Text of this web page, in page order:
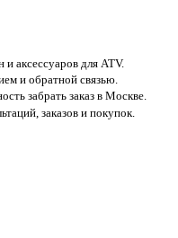
аксессуаров для ATV.
и обратной связью.
забрать заказ в Москве.
заказов и покупок.